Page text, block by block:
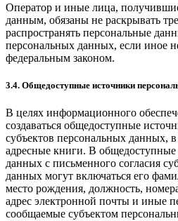
Оператор и иные лица,
данным, обязаны не раскрывать
распространять персональные
персональных данных, если иное
федеральным законом.
3.4. Общедоступные источники
В целях информационного
создаваться общедоступные
субъектов персональных данных,
адресные книги. В
данных с письменного согласия
данных могут включаться его
место рождения, должность,
адрес электронной почты и иные
сообщаемые субъектом